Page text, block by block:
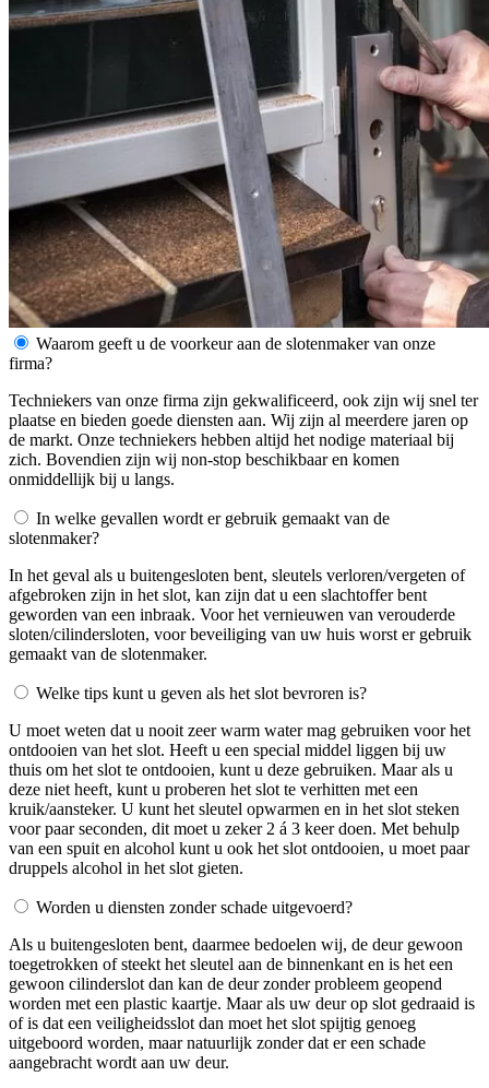
Waarom geeft u de voorkeur aan de slotenmaker van onze
firma?
Techniekers van onze firma zijn gekwalificeerd, ook zijn wij snel ter
plaatse en bieden goede diensten aan. Wij zijn al meerdere jaren op
de markt. Onze techniekers hebben altijd het nodige materiaal bij
zich. Bovendien zijn wij non-stop beschikbaar en komen
onmiddellijk bij u langs.
In welke gevallen wordt er gebruik gemaakt van de
slotenmaker?
In het geval als u buitengesloten bent, sleutels verloren/vergeten of
afgebroken zijn in het slot, kan zijn dat u een slachtoffer bent
geworden van een inbraak. Voor het vernieuwen van verouderde
sloten/cilindersloten, voor beveiliging van uw huis worst er gebruik
gemaakt van de slotenmaker.
Welke tips kunt u geven als het slot bevroren is?
U moet weten dat u nooit zeer warm water mag gebruiken voor het
ontdooien van het slot. Heeft u een special middel liggen bij uw
thuis om het slot te ontdooien, kunt u deze gebruiken. Maar als u
deze niet heeft, kunt u proberen het slot te verhitten met een
kruik/aansteker. U kunt het sleutel opwarmen en in het slot steken
voor paar seconden, dit moet u zeker 2 á 3 keer doen. Met behulp
van een spuit en alcohol kunt u ook het slot ontdooien, u moet paar
druppels alcohol in het slot gieten.
Worden u diensten zonder schade uitgevoerd?
Als u buitengesloten bent, daarmee bedoelen wij, de deur gewoon
toegetrokken of steekt het sleutel aan de binnenkant en is het een
gewoon cilinderslot dan kan de deur zonder probleem geopend
worden met een plastic kaartje. Maar als uw deur op slot gedraaid is
of is dat een veiligheidsslot dan moet het slot spijtig genoeg
uitgeboord worden, maar natuurlijk zonder dat er een schade
aangebracht wordt aan uw deur.